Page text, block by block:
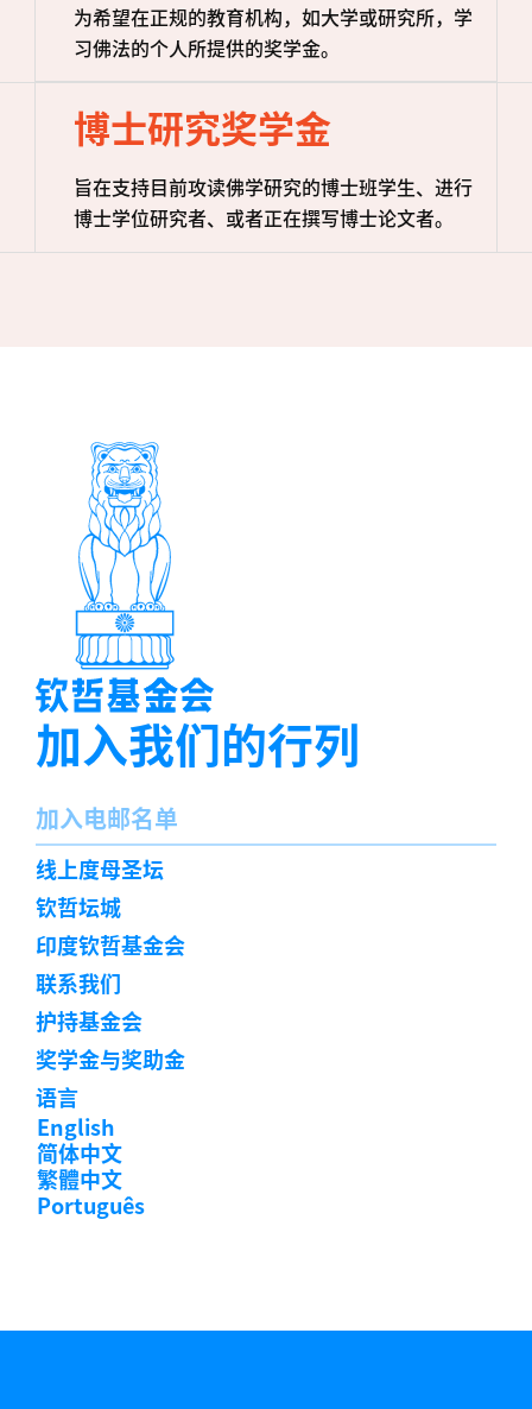
为希望在正规的教育机构，如大学或研究所，学
习佛法的个人所提供的奖学金。
博士研究奖学金
旨在支持目前攻读佛学研究的博士班学生、进行
博士学位研究者、或者正在撰写博士论文者。
加入我们的行列
名
字
加入电邮名单
订
阅
线上度母圣坛
钦哲坛城
印度钦哲基金会
联系我们
护持基金会
奖学金与奖助金
语言
English
简体中文
繁體中文
Português